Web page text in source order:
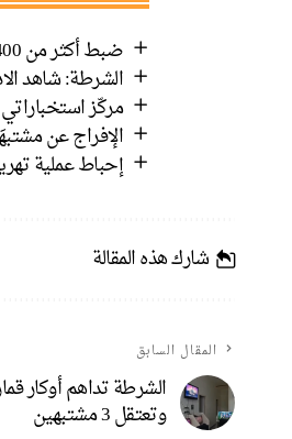
ضبط أكثر من 1400 طلقة ذخيرة وأسلحة وأموال في رهط واعتقال 8 مشتبهين
الشرطة: شاهد
مركّز
الإفراج عن
إحباط عملية
شارك هذه المقالة
المقال السابق
الشرطة تداهم أوكار
وتعتقل 3 مشتبهين